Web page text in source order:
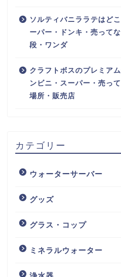
ソルティバニララテはど
ーパー・ドンキ・売って
段・ワンダ
クラフトボスのプレミア
ンビニ・スーパー・売っ
場所・販売店
カテゴリー
ウォーターサーバー
グッズ
グラス・コップ
ミネラルウォーター